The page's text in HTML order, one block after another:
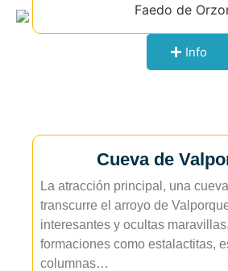
Info
Cueva de
La atracción principal, una
transcurre el arroyo de
interesantes y ocultas
formaciones como estalactitas,
columnas…